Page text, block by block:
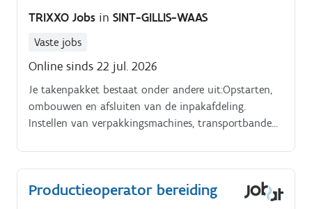
oplossen van mechanische, elektrische en
pneumatische problemen Samenwerken met collega
productieproces te waarborgen Zorgdragen voor de
naleving van veiligheids en kwaliteitsnormen binnen
de voedingsindustrie Onze klant is een dynamisch
familiebedrijf uit Sint Gillis Waas dat gespecialiseerd is
waaronder frangipanes, cakes en wafels.
TRIXXO Jobs in SINT-GILLIS-WAAS
Vaste jobs
Online sinds 22 jul. 2026
Je takenpakket bestaat onder andere uit:Opstarten,
ombouwen en afsluiten van de inpakafdeling.
Instellen van verpakkingsmachines, transportbanden
Productieoperator bereiding